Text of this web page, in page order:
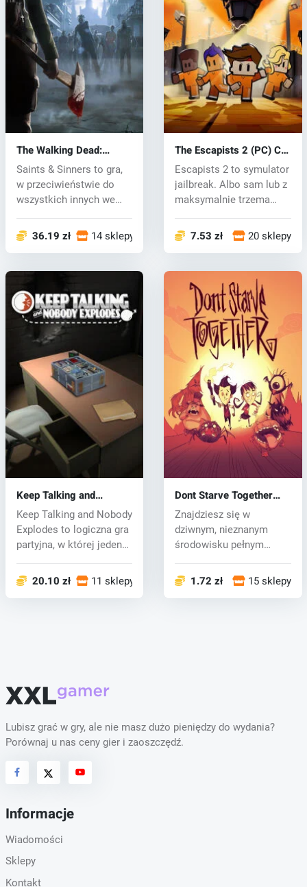
The Walking Dead:
Saints & Sinners (PC)
key
Saints & Sinners to gra,
w przeciwieństwie do
wszystkich innych we
36.19 zł 14 sklepy
The Escapists 2 (PC) CD
key
Escapists 2 to symulator
jailbreak. Albo sam lub z
maksymalnie trzema
7.53 zł 20 sklepy
Keep Talking and
Nobody Explodes (PC)
CD key
Keep Talking and Nobody
Explodes to logiczna gra
partyjna, w której jeden
20.10 zł 11 sklepy
Dont Starve Together
(PC) CD key
Znajdziesz się w
dziwnym, nieznanym
środowisku pełnym
1.72 zł 15 sklepy
Lubisz grać w gry, ale nie masz dużo pieniędzy do wydania?
Porównaj u nas ceny gier i zaoszczędź.
Informacje
Wiadomości
Sklepy
Kontakt